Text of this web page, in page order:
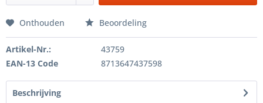
Onthouden Beoordeling
Artikel-Nr.:
43759
EAN-13 Code
8713647437598
Beschrijving